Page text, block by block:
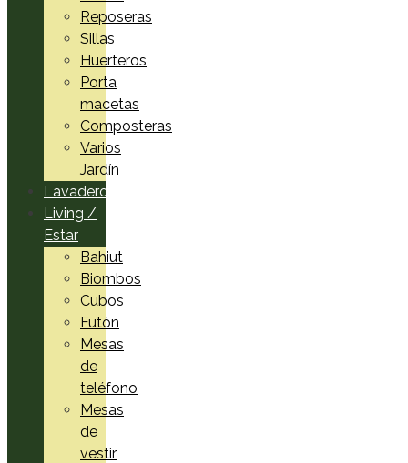
Reposeras
Sillas
Huerteros
Porta
macetas
Composteras
Varios
Jardín
Lavadero
Living /
Estar
Bahiut
Biombos
Cubos
Futón
Mesas
de
teléfono
Mesas
de
vestir